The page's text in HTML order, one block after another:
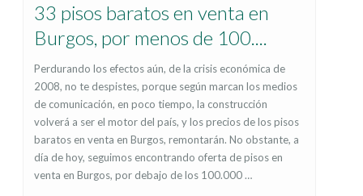
33 pisos baratos en venta en
Burgos, por menos de 100....
Perdurando los efectos aún, de la crisis económica de
2008, no te despistes, porque según marcan los medios
de comunicación, en poco tiempo, la construcción
volverá a ser el motor del país, y los precios de los pisos
baratos en venta en Burgos, remontarán. No obstante, a
día de hoy, seguimos encontrando oferta de pisos en
venta en Burgos, por debajo de los 100.000 …